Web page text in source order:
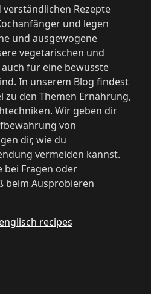
Rezepte
und legen
und ausgewogene
vegetarischen und
für eine bewusste
In unserem Blog findest
zu den Themen Ernährung,
Wir geben dir
von
dir, wie du
vermeiden kannst.
bei Fragen oder
beim Ausprobieren
recipes